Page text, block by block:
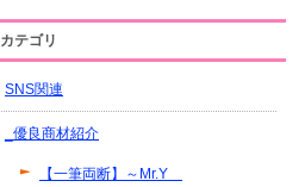
カテゴリ
SNS関連
_優良商材紹介
【一筆両断】～Mr.Y